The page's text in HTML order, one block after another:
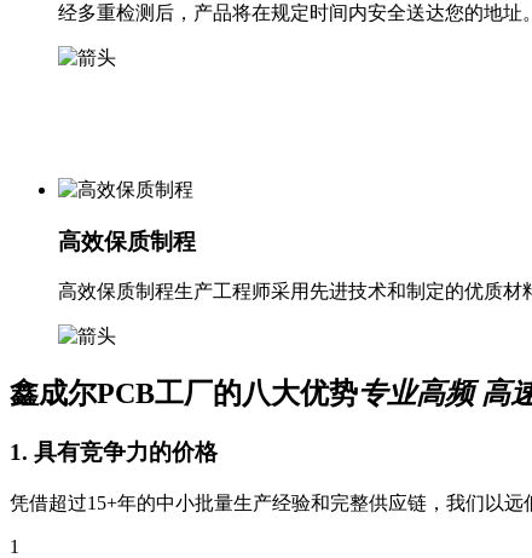
经多重检测后，产品将在规定时间内安全送达您的地址。
高效保质制程
高效保质制程生产工程师采用先进技术和制定的优质材
鑫成尔PCB工厂的八大优势专业高频 高
1. 具有竞争力的价格
凭借超过15+年的中小批量生产经验和完整供应链，我们以
1